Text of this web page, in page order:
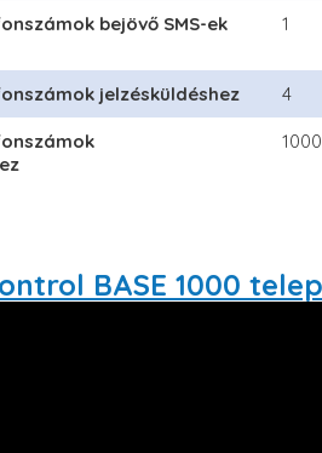
bejövő SMS-ek
1
jelzésküldéshez 4
BASE 1000